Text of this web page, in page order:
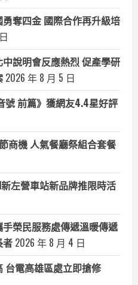
奪四金 國際合作再升級培
說明會反應熱烈 促產學研
2026 年 8 月 5 日
號 前篇》獲網友4.4星好評
商機 人氣餐廳祭組合套餐
左營車站新品牌推限時活
榮民服務處傳遞溫暖傳遞
者 2026 年 8 月 4 日
台電高雄區處立即搶修